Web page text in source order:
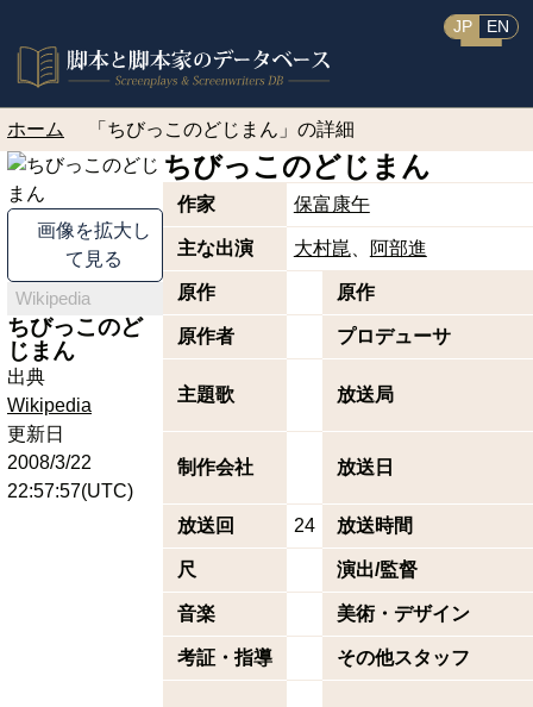
JP EN
ホーム 「ちびっこのどじまん」の詳細
画像を拡大し
て見る
Wikipedia
ちびっこのど
じまん
出典
Wikipedia
更新日
2008/3/22
22:57:57(UTC)
ちびっこのどじまん
作家 保富康午
主な出演 大村崑 阿部進
原作 原作
原作者 プロデューサ
主題歌 放送局
制作会社 放送日
放送回 24 放送時間
尺 演出/監督
音楽 美術・デザイン
考証・指導 その他スタッフ